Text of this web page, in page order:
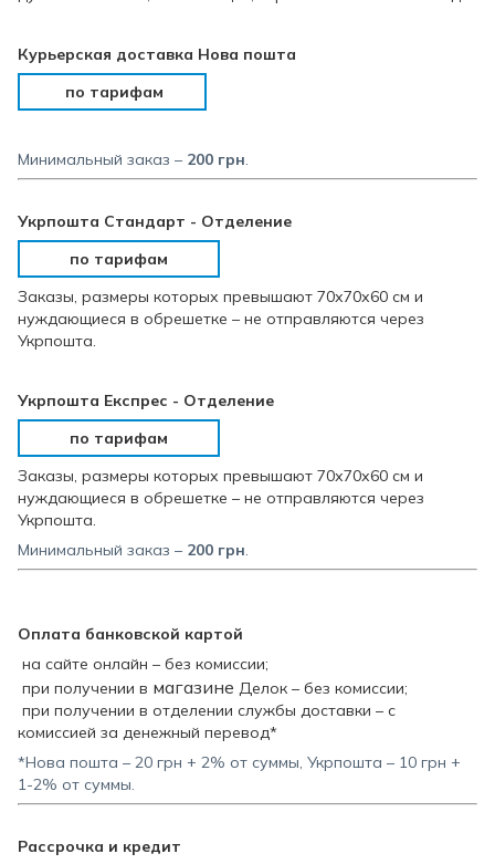
Курьерская доставка Нова пошта
по тарифам
Минимальный заказ – 200 грн.
Укрпошта Стандарт - Отделение
по тарифам
Заказы, размеры которых превышают 70х70х60 см и
нуждающиеся в обрешетке – не отправляются через
Укрпошта.
Укрпошта Експрес - Отделение
по тарифам
Заказы, размеры которых превышают 70х70х60 см и
нуждающиеся в обрешетке – не отправляются через
Укрпошта.
Минимальный заказ – 200 грн.
Оплата банковской картой
на сайте онлайн – без комиссии;
при получении в магазине Делок – без комиссии;
при получении в отделении службы доставки – с
комиссией за денежный перевод*
*Нова пошта – 20 грн + 2% от суммы, Укрпошта – 10 грн +
1-2% от суммы.
Рассрочка и кредит